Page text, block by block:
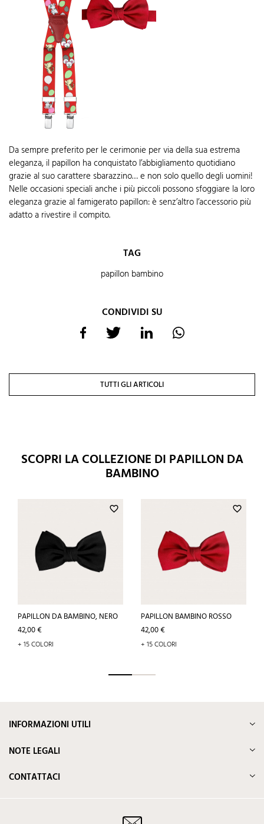
Da sempre preferito per le cerimonie per via della sua estrema
eleganza, il papillon ha conquistato l’abbigliamento quotidiano
grazie al suo carattere sbarazzino… e non solo quello degli uomini!
Nelle occasioni speciali anche i più piccoli possono sfoggiare la loro
eleganza grazie al famigerato papillon: è senz’altro l’accessorio più
adatto a rivestire il compito.
TAG
papillon bambino
CONDIVIDI SU
TUTTI GLI ARTICOLI
SCOPRI LA COLLEZIONE DI PAPILLON DA
BAMBINO
favorite_border
PAPILLON DA BAMBINO, NERO
Prezzo
42,00 €
+ 15 COLORI
favorite_border
PAPILLON BAMBINO ROSSO
Prezzo
42,00 €
+ 15 COLORI
INFORMAZIONI UTILI
NOTE LEGALI
CONTATTACI